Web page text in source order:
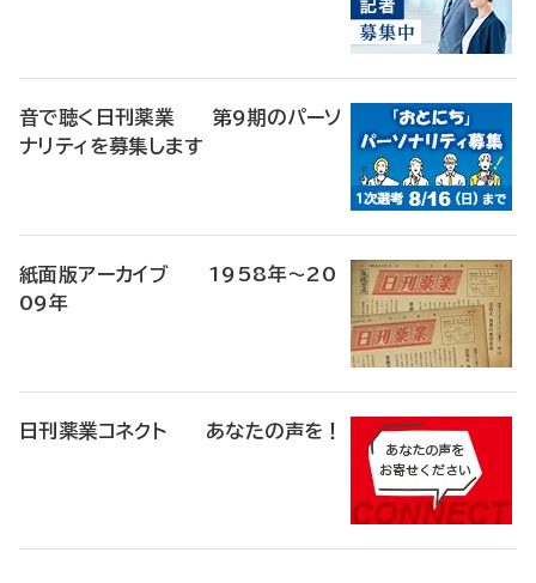
音で聴く日刊薬業 第9期のパーソ
ナリティを募集します
紙面版アーカイブ 1958年～20
09年
日刊薬業コネクト あなたの声を！